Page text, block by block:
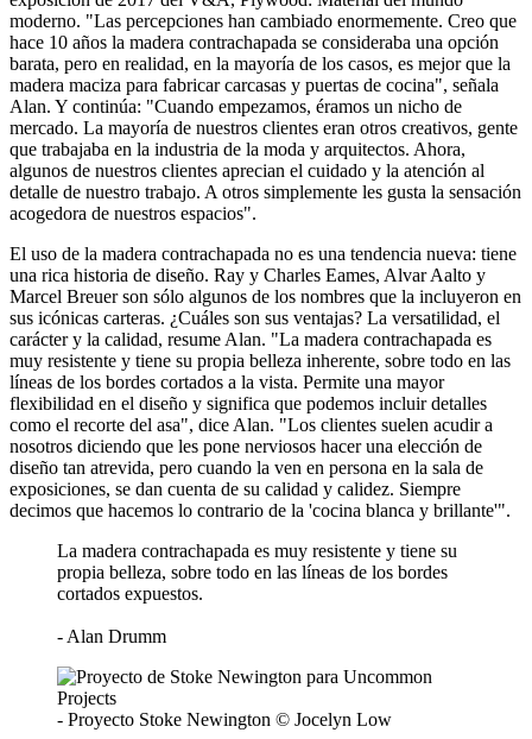
moderno. "Las percepciones han cambiado enormemente. Creo que
hace 10 años la madera contrachapada se consideraba una opción
barata, pero en realidad, en la mayoría de los casos, es mejor que la
madera maciza para fabricar carcasas y puertas de cocina", señala
Alan. Y continúa: "Cuando empezamos, éramos un nicho de
mercado. La mayoría de nuestros clientes eran otros creativos, gente
que trabajaba en la industria de la moda y arquitectos. Ahora,
algunos de nuestros clientes aprecian el cuidado y la atención al
detalle de nuestro trabajo. A otros simplemente les gusta la sensación
acogedora de nuestros espacios".
El uso de la madera contrachapada no es una tendencia nueva: tiene
una rica historia de diseño. Ray y Charles Eames, Alvar Aalto y
Marcel Breuer son sólo algunos de los nombres que la incluyeron en
sus icónicas carteras. ¿Cuáles son sus ventajas? La versatilidad, el
carácter y la calidad, resume Alan. "La madera contrachapada es
muy resistente y tiene su propia belleza inherente, sobre todo en las
líneas de los bordes cortados a la vista. Permite una mayor
flexibilidad en el diseño y significa que podemos incluir detalles
como el recorte del asa", dice Alan. "Los clientes suelen acudir a
nosotros diciendo que les pone nerviosos hacer una elección de
diseño tan atrevida, pero cuando la ven en persona en la sala de
exposiciones, se dan cuenta de su calidad y calidez. Siempre
decimos que hacemos lo contrario de la 'cocina blanca y brillante'".
La madera contrachapada es muy resistente y tiene su
propia belleza, sobre todo en las líneas de los bordes
cortados expuestos.
- Alan Drumm
- Proyecto Stoke Newington © Jocelyn Low